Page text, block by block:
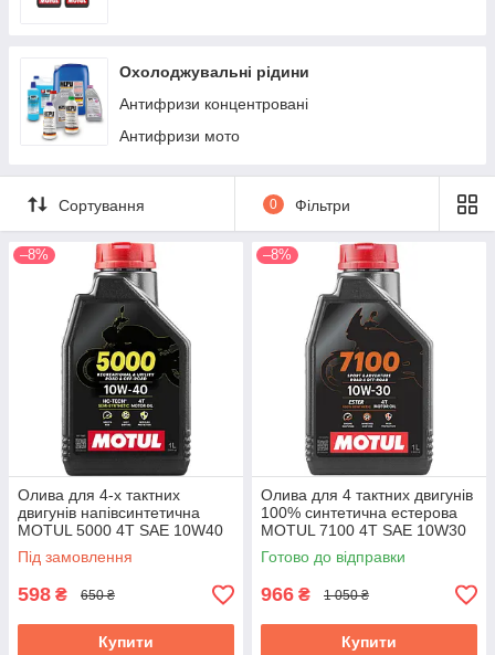
Охолоджувальні рідини
Антифризи концентровані
Антифризи мото
Сортування 0 Фільтри
–8%
Олива для 4-х тактних
двигунів напівсинтетична
MOTUL 5000 4T SAE 10W40
1 л (104054/836911)
Під замовлення
598 ₴ 650 ₴
Купити
–8%
Олива для 4 тактних двигунів
100% синтетична естерова
MOTUL 7100 4T SAE 10W30
1 л (104089/845411)
Готово до відправки
966 ₴ 1 050 ₴
Купити